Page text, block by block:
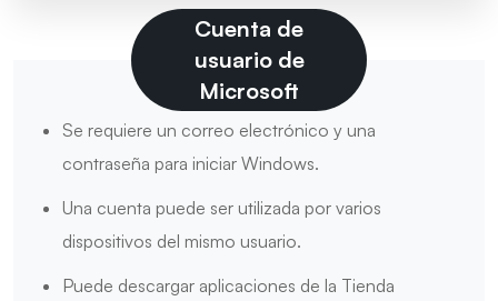
Cuenta de
usuario de
Microsoft
Se requiere un correo electrónico y una
contraseña para iniciar Windows.
Una cuenta puede ser utilizada por varios
dispositivos del mismo usuario.
Puede descargar aplicaciones de la Tienda